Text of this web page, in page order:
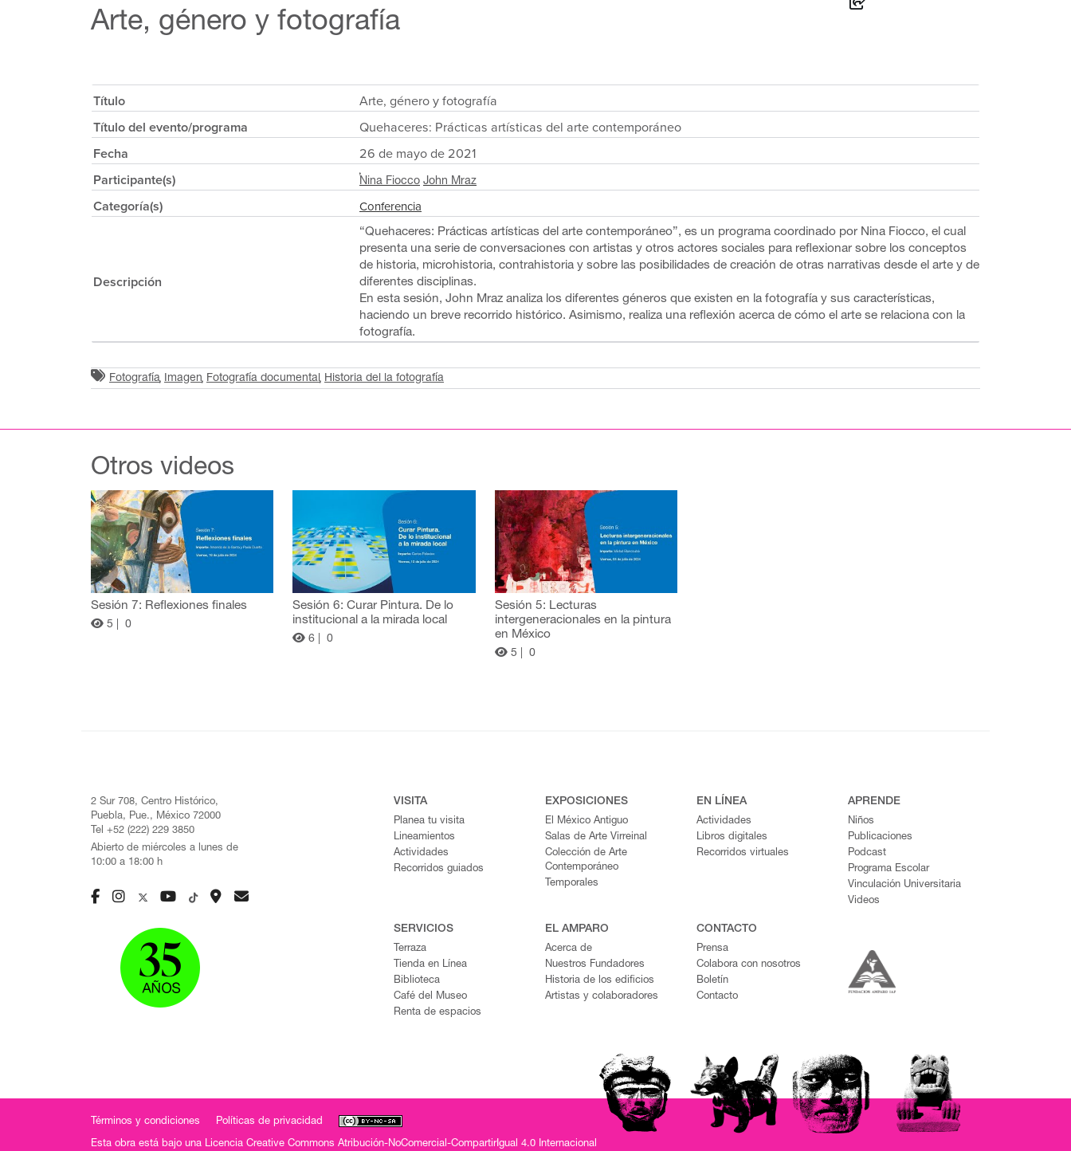
Arte, género y fotografía
Título
Arte, género y fotografía
Título del evento/programa
Quehaceres: Prácticas artísticas del arte contemporáneo
Fecha
26 de mayo de 2021
Participante(s)
Nina Fiocco John Mraz
Categoría(s) Conferencia
Descripción
“Quehaceres: Prácticas artísticas del arte contemporáneo”, es un programa coordinado por Nina Fiocco, el cual
presenta una serie de conversaciones con artistas y otros actores sociales para reflexionar sobre los conceptos
de historia, microhistoria, contrahistoria y sobre las posibilidades de creación de otras narrativas desde el arte y de
diferentes disciplinas.
En esta sesión, John Mraz analiza los diferentes géneros que existen en la fotografía y sus características,
haciendo un breve recorrido histórico. Asimismo, realiza una reflexión acerca de cómo el arte se relaciona con la
fotografía.
Fotografía Imagen Fotografía documental Historia del la fotografía
Otros videos
Sesión 7: Reflexiones finales
5 | 0
Sesión 6: Curar Pintura. De lo
institucional a la mirada local
6 | 0
Sesión 5: Lecturas
intergeneracionales en la pintura
en México
5 | 0
2 Sur 708, Centro Histórico,
Puebla, Pue., México 72000
Tel +52 (222) 229 3850
Abierto de miércoles a lunes de
10:00 a 18:00 h
VISITA
Planea tu visita
Lineamientos
Actividades
Recorridos guiados
EXPOSICIONES
El México Antiguo
Salas de Arte Virreinal
Colección de Arte
Contemporáneo
Temporales
EN LÍNEA
Actividades
Libros digitales
Recorridos virtuales
APRENDE
Niños
Publicaciones
Podcast
Programa Escolar
Vinculación Universitaria
Videos
SERVICIOS
Terraza
Tienda en Línea
Biblioteca
Café del Museo
Renta de espacios
EL AMPARO
Acerca de
Nuestros Fundadores
Historia de los edificios
Artistas y colaboradores
CONTACTO
Prensa
Colabora con nosotros
Boletín
Contacto
Términos y condiciones Políticas de privacidad
Esta obra está bajo una Licencia Creative Commons Atribución-NoComercial-CompartirIgual 4.0 Internacional